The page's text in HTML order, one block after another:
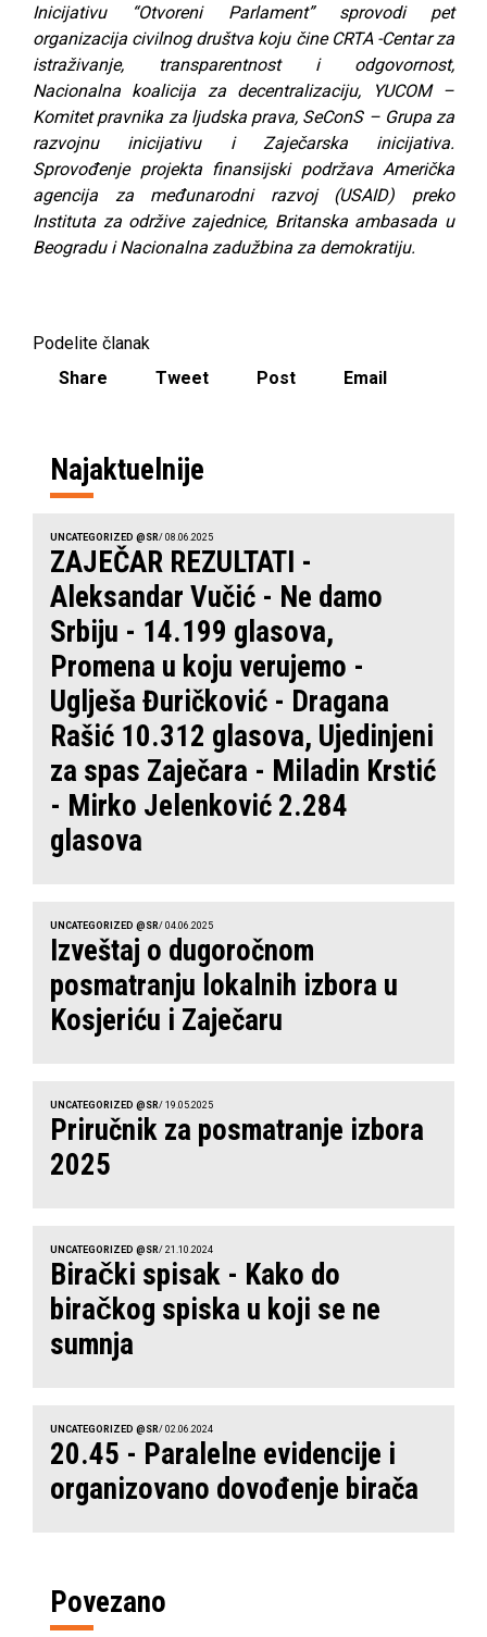
Inicijativu “Otvoreni Parlament” sprovodi pet
organizacija civilnog društva koju čine CRTA -Centar za
istraživanje, transparentnost i odgovornost,
Nacionalna koalicija za decentralizaciju, YUCOM –
Komitet pravnika za ljudska prava, SeConS – Grupa za
razvojnu inicijativu i Zaječarska inicijativa.
Sprovođenje projekta finansijski podržava Američka
agencija za međunarodni razvoj (USAID) preko
Instituta za održive zajednice, Britanska ambasada u
Beogradu i Nacionalna zadužbina za demokratiju.
Podelite članak
Share
Tweet Post Email
Najaktuelnije
UNCATEGORIZED @SR/ 08.06.2025
ZAJEČAR REZULTATI -
Aleksandar Vučić - Ne damo
Srbiju - 14.199 glasova,
Promena u koju verujemo -
Uglješa Đuričković - Dragana
Rašić 10.312 glasova, Ujedinjeni
za spas Zaječara - Miladin Krstić
- Mirko Jelenković 2.284
glasova
UNCATEGORIZED @SR/ 04.06.2025
Izveštaj o dugoročnom
posmatranju lokalnih izbora u
Kosjeriću i Zaječaru
UNCATEGORIZED @SR/ 19.05.2025
Priručnik za posmatranje izbora
2025
UNCATEGORIZED @SR/ 21.10.2024
Birački spisak - Kako do
biračkog spiska u koji se ne
sumnja
UNCATEGORIZED @SR/ 02.06.2024
20.45 - Paralelne evidencije i
organizovano dovođenje birača
Povezano